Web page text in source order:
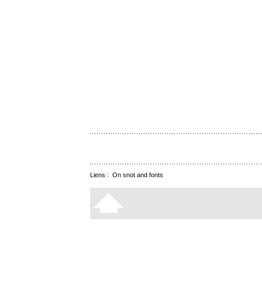
Liens : On snot and fonts